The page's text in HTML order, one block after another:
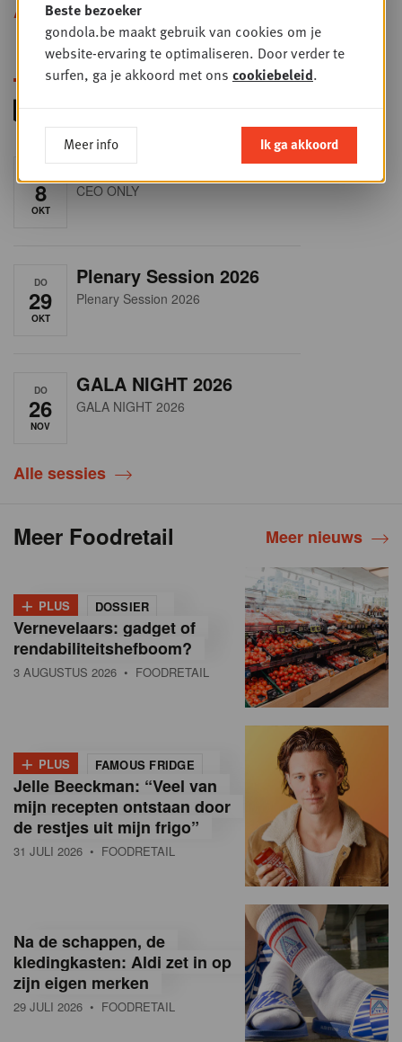
Alle opleidingen
8
OKT
RET-TALK
CEO ONLY
DO
29
OKT
Plenary Session 2026
Plenary Session 2026
DO
26
NOV
GALA NIGHT 2026
GALA NIGHT 2026
Alle sessies
Meer Foodretail Meer nieuws
+ PLUS DOSSIER
Vernevelaars: gadget of
rendabiliteitshefboom?
3 AUGUSTUS 2026 • FOODRETAIL
+ PLUS FAMOUS FRIDGE
Jelle Beeckman: “Veel van
mijn recepten ontstaan door
de restjes uit mijn frigo”
31 JULI 2026 • FOODRETAIL
Na de schappen, de
kledingkasten: Aldi zet in op
zijn eigen merken
29 JULI 2026 • FOODRETAIL
Beste bezoeker
gondola.be maakt gebruik van cookies om je
website-ervaring te optimaliseren. Door verder te
surfen, ga je akkoord met ons cookiebeleid.
Meer info Ik ga akkoord